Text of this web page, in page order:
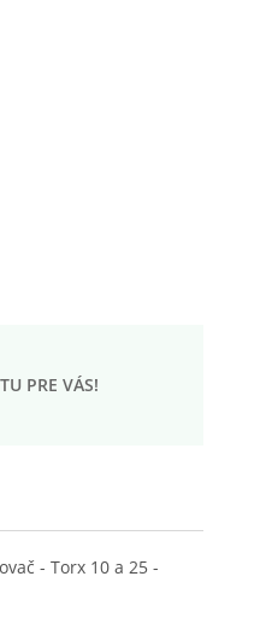
PRE VÁS!
- Torx 10 a 25 -